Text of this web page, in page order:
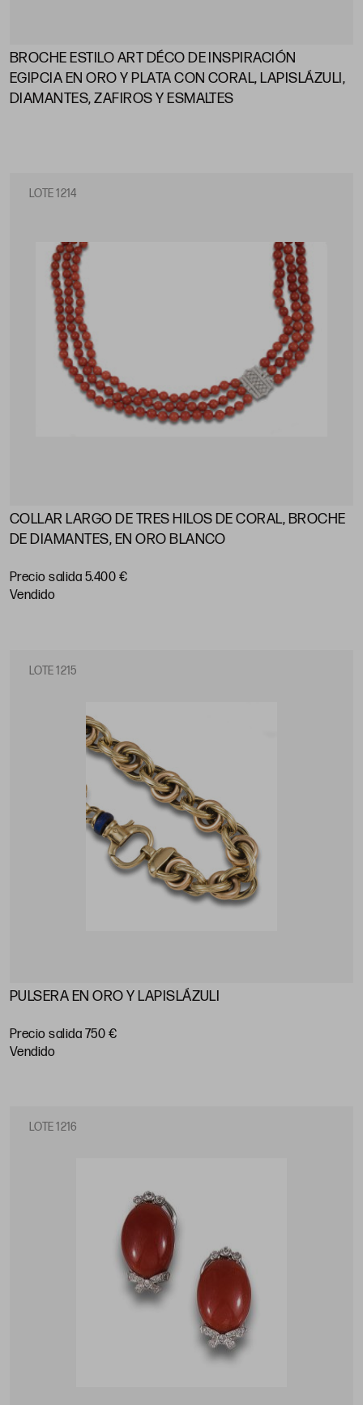
BROCHE ESTILO ART DÉCO DE INSPIRACIÓN
EGIPCIA EN ORO Y PLATA CON CORAL, LAPISLÁZULI,
DIAMANTES, ZAFIROS Y ESMALTES
LOTE 1214
COLLAR LARGO DE TRES HILOS DE CORAL, BROCHE
DE DIAMANTES, EN ORO BLANCO
Precio salida 5.400 €
vendido
LOTE 1215
PULSERA EN ORO Y LAPISLÁZULI
Precio salida 750 €
vendido
LOTE 1216